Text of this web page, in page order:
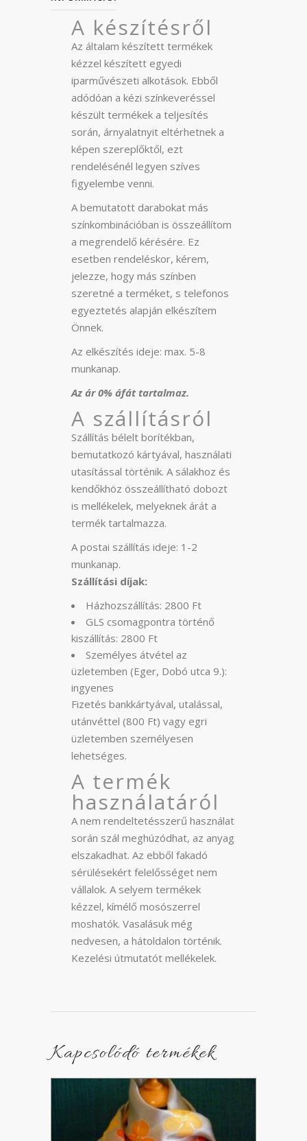
A készítésről
Az általam készített termékek
kézzel készített egyedi
iparművészeti alkotások. Ebből
adódóan a kézi színkeveréssel
készült termékek a teljesítés
során, árnyalatnyit eltérhetnek a
képen szereplőktől, ezt
rendelésénél legyen szíves
figyelembe venni.
A bemutatott darabokat más
színkombinációban is összeállítom
a megrendelő kérésére. Ez
esetben rendeléskor, kérem,
jelezze, hogy más színben
szeretné a terméket, s telefonos
egyeztetés alapján elkészítem
Önnek.
Az elkészítés ideje: max. 5-8
munkanap.
Az ár 0% áfát tartalmaz.
A szállításról
Szállítás bélelt borítékban,
bemutatkozó kártyával, használati
utasítással történik. A sálakhoz és
kendőkhöz összeállítható dobozt
is mellékelek, melyeknek árát a
termék tartalmazza.
A postai szállítás ideje: 1-2
munkanap.
Szállítási díjak:
Házhozszállítás: 2800 Ft
GLS csomagpontra történő
kiszállítás: 2800 Ft
Személyes átvétel az
üzletemben (Eger, Dobó utca 9.):
ingyenes
Fizetés bankkártyával, utalással,
utánvéttel (800 Ft) vagy egri
üzletemben személyesen
lehetséges.
A termék
használatáról
A nem rendeltetésszerű használat
során szál meghúzódhat, az anyag
elszakadhat. Az ebből fakadó
sérülésekért felelősséget nem
vállalok. A selyem termékek
kézzel, kímélő mosószerrel
moshatók. Vasalásuk még
nedvesen, a hátoldalon történik.
Kezelési útmutatót mellékelek.
Kapcsolódó termékek